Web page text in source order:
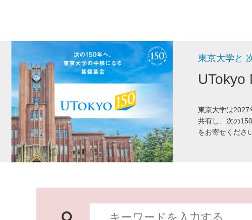
東京大学と
UTokyo
東京大学は2027
共有し、次の
をお寄せくださ